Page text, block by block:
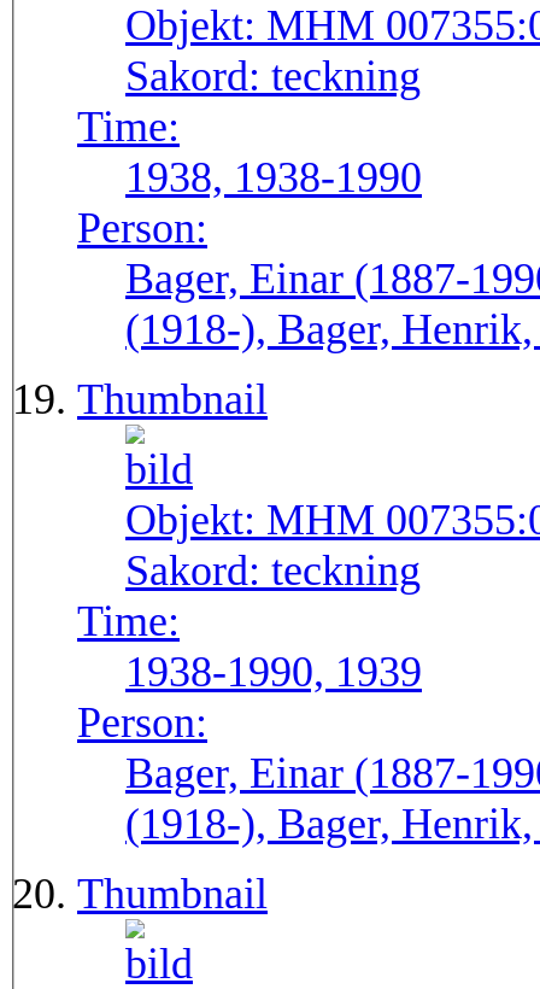
Objekt: MHM
Sakord: teckning
Time:
1938, 1938-1990
Person:
Bager, Einar (1887-
(1918-), Bager,
Thumbnail
Objekt: MHM
Sakord: teckning
Time:
1938-1990, 1939
Person:
Bager, Einar (1887-
(1918-), Bager,
Thumbnail